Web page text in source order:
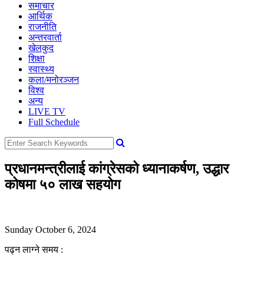
समाचार
आर्थिक
राजनीति
अन्तरवार्ता
खेलकुद
शिक्षा
स्वास्थ्य
कला/मनोरञ्जन
विश्व
अन्य
LIVE TV
Full Schedule
प्रधानमन्त्रीलाई कांग्रेसको ध्यानाकर्षण, उद्धार
कोषमा ५० लाख सहयोग
Sunday October 6, 2024
पढ्न लाग्ने समय :